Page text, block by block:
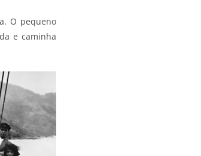
O pequeno
e caminha